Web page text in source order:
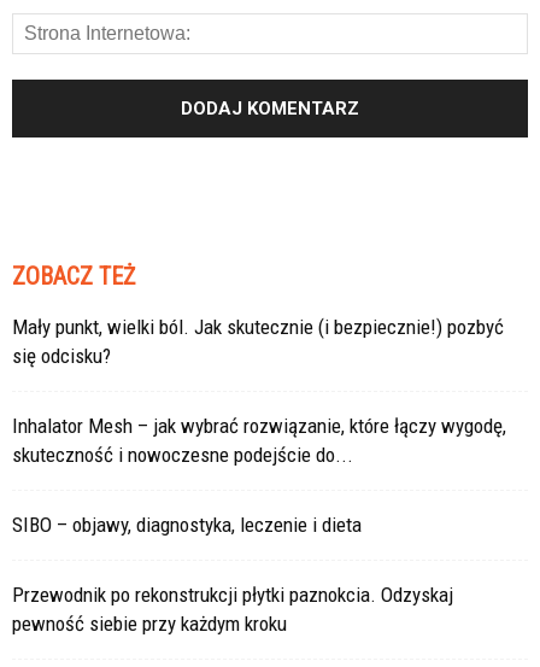
ZOBACZ TEŻ
Mały punkt, wielki ból. Jak skutecznie (i bezpiecznie!) pozbyć
się odcisku?
Inhalator Mesh – jak wybrać rozwiązanie, które łączy wygodę,
skuteczność i nowoczesne podejście do...
SIBO – objawy, diagnostyka, leczenie i dieta
Przewodnik po rekonstrukcji płytki paznokcia. Odzyskaj
pewność siebie przy każdym kroku